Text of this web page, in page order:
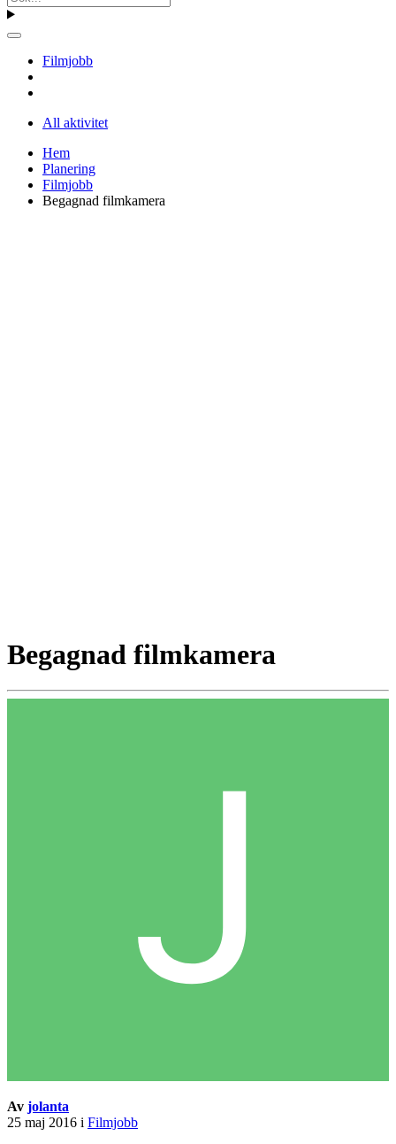
Filmjobb
All aktivitet
Hem
Planering
Filmjobb
Begagnad filmkamera
Begagnad filmkamera
Av jolanta
25 maj 2016 i Filmjobb